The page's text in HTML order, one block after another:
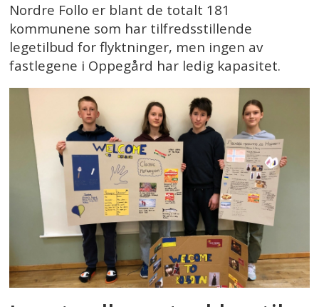
Nordre Follo er blant de totalt 181
kommunene som har tilfredsstillende
legetilbud for flyktninger, men ingen av
fastlegene i Oppegård har ledig kapasitet.